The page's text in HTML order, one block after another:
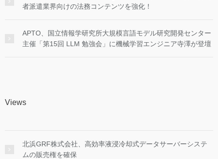
者派遣業界向けの法務コンテンツを強化！
APTO、国立情報学研究所大規模言語モデル研究開発センター
主催「第15回 LLM 勉強会」に機械学習エンジニア寺澤が登壇
Views
北浜GRF株式会社、高効率液浸冷却式データサーバーシステ
ムの販売権を確保